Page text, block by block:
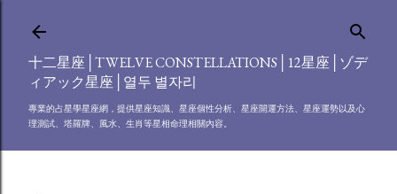
十二星座│TWELVE CONSTELLATIONS│12星座│ゾデ
ィアック星座│열두 별자리
專業的占星學星座網，提供星座知識、星座個性分析、星座開運方法、星座運勢以及心
理測試、塔羅牌、風水、生肖等星相命理相關內容。